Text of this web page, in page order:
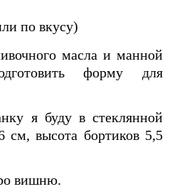
по вкусу)
масла и манной
форму для
я буду в стеклянной
см, высота бортиков 5,5
вишню.